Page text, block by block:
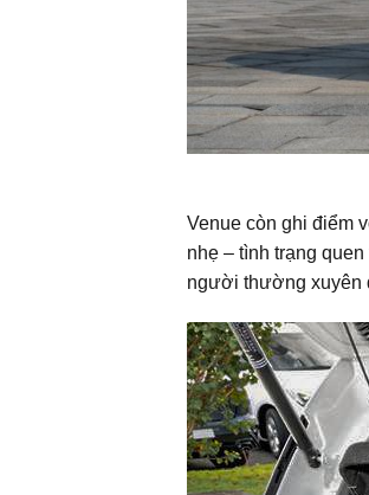
Venue còn ghi điểm
nhẹ – tình trạng
người thường xuyên